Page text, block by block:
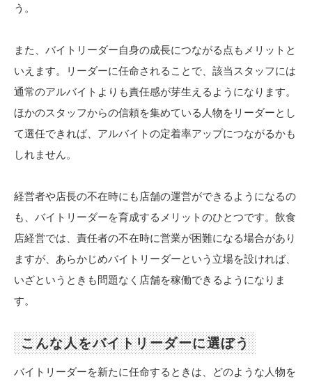
う。
また、バイトリーダー自身の成長につながる点もメリットと
いえます。リーダーに任命されることで、該当スタッフには
通常のアルバイトよりも責任感が芽生えるようになります。
ほかのスタッフからの信頼を集めている人物をリーダーとし
て選任できれば、アルバイトの定着率アップにつながるかも
しれません。
経営者や店長の不在時にも店舗の運営ができるようになるの
も、バイトリーダーを育成するメリットのひとつです。飲食
店経営では、責任者の不在時に営業が困難になる場合があり
ますが、あらかじめバイトリーダーという立場を設ければ、
いざというときも問題なく店舗を稼働できるようになりま
す。
こんな人をバイトリーダーに選ぼう
バイトリーダーを新たに任命するときは、どのような人物を